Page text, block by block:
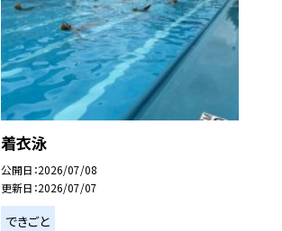
着衣泳
公開日 2026/07/08
更新日 2026/07/07
できごと